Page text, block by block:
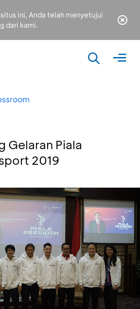
ini, Anda telah menyetujui
dari kami.
Gelaran Piala
2019